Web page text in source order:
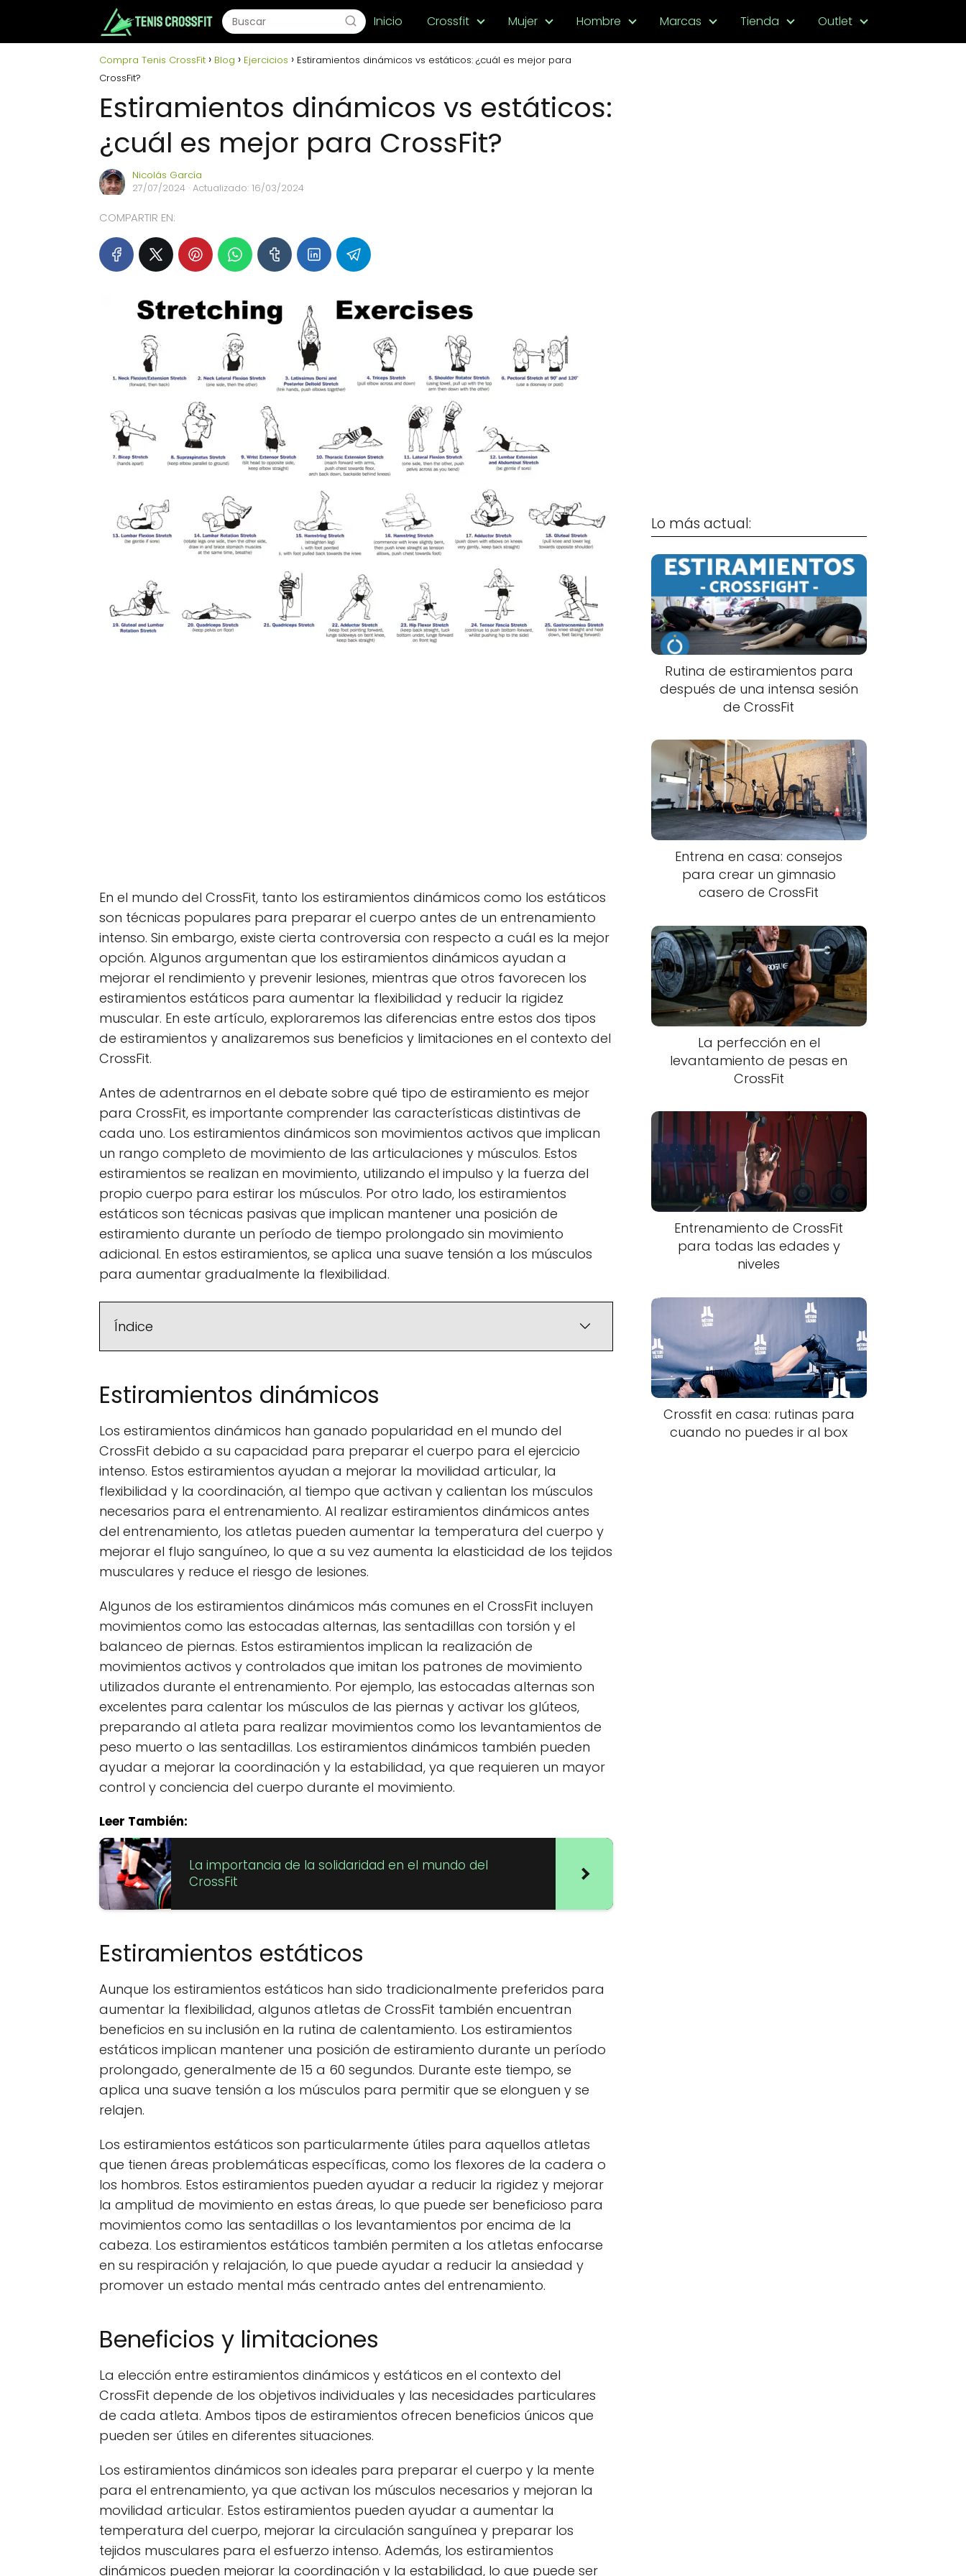
Inicio Crossfit Mujer Hombre Marcas Tienda Outlet
Compra Tenis CrossFit Blog Ejercicios
Estiramientos dinámicos vs estáticos: ¿cuál es mejor para
CrossFit?
Estiramientos dinámicos vs estáticos:
¿cuál es mejor para CrossFit?
Nicolás García
27/07/2024 · Actualizado: 16/03/2024
COMPARTIR EN:
En el mundo del CrossFit, tanto los estiramientos dinámicos como los estáticos
son técnicas populares para preparar el cuerpo antes de un entrenamiento
intenso. Sin embargo, existe cierta controversia con respecto a cuál es la mejor
opción. Algunos argumentan que los estiramientos dinámicos ayudan a
mejorar el rendimiento y prevenir lesiones, mientras que otros favorecen los
estiramientos estáticos para aumentar la flexibilidad y reducir la rigidez
muscular. En este artículo, exploraremos las diferencias entre estos dos tipos
de estiramientos y analizaremos sus beneficios y limitaciones en el contexto del
CrossFit.
Antes de adentrarnos en el debate sobre qué tipo de estiramiento es mejor
para CrossFit, es importante comprender las características distintivas de
cada uno. Los estiramientos dinámicos son movimientos activos que implican
un rango completo de movimiento de las articulaciones y músculos. Estos
estiramientos se realizan en movimiento, utilizando el impulso y la fuerza del
propio cuerpo para estirar los músculos. Por otro lado, los estiramientos
estáticos son técnicas pasivas que implican mantener una posición de
estiramiento durante un período de tiempo prolongado sin movimiento
adicional. En estos estiramientos, se aplica una suave tensión a los músculos
para aumentar gradualmente la flexibilidad.
Índice
Estiramientos dinámicos
Los estiramientos dinámicos han ganado popularidad en el mundo del
CrossFit debido a su capacidad para preparar el cuerpo para el ejercicio
intenso. Estos estiramientos ayudan a mejorar la movilidad articular, la
flexibilidad y la coordinación, al tiempo que activan y calientan los músculos
necesarios para el entrenamiento. Al realizar estiramientos dinámicos antes
del entrenamiento, los atletas pueden aumentar la temperatura del cuerpo y
mejorar el flujo sanguíneo, lo que a su vez aumenta la elasticidad de los tejidos
musculares y reduce el riesgo de lesiones.
Algunos de los estiramientos dinámicos más comunes en el CrossFit incluyen
movimientos como las estocadas alternas, las sentadillas con torsión y el
balanceo de piernas. Estos estiramientos implican la realización de
movimientos activos y controlados que imitan los patrones de movimiento
utilizados durante el entrenamiento. Por ejemplo, las estocadas alternas son
excelentes para calentar los músculos de las piernas y activar los glúteos,
preparando al atleta para realizar movimientos como los levantamientos de
peso muerto o las sentadillas. Los estiramientos dinámicos también pueden
ayudar a mejorar la coordinación y la estabilidad, ya que requieren un mayor
control y conciencia del cuerpo durante el movimiento.
Leer También:
La importancia de la solidaridad en el mundo del
CrossFit
Estiramientos estáticos
Aunque los estiramientos estáticos han sido tradicionalmente preferidos para
aumentar la flexibilidad, algunos atletas de CrossFit también encuentran
beneficios en su inclusión en la rutina de calentamiento. Los estiramientos
estáticos implican mantener una posición de estiramiento durante un período
prolongado, generalmente de 15 a 60 segundos. Durante este tiempo, se
aplica una suave tensión a los músculos para permitir que se elonguen y se
relajen.
Los estiramientos estáticos son particularmente útiles para aquellos atletas
que tienen áreas problemáticas específicas, como los flexores de la cadera o
los hombros. Estos estiramientos pueden ayudar a reducir la rigidez y mejorar
la amplitud de movimiento en estas áreas, lo que puede ser beneficioso para
movimientos como las sentadillas o los levantamientos por encima de la
cabeza. Los estiramientos estáticos también permiten a los atletas enfocarse
en su respiración y relajación, lo que puede ayudar a reducir la ansiedad y
promover un estado mental más centrado antes del entrenamiento.
Beneficios y limitaciones
La elección entre estiramientos dinámicos y estáticos en el contexto del
CrossFit depende de los objetivos individuales y las necesidades particulares
de cada atleta. Ambos tipos de estiramientos ofrecen beneficios únicos que
pueden ser útiles en diferentes situaciones.
Los estiramientos dinámicos son ideales para preparar el cuerpo y la mente
para el entrenamiento, ya que activan los músculos necesarios y mejoran la
movilidad articular. Estos estiramientos pueden ayudar a aumentar la
temperatura del cuerpo, mejorar la circulación sanguínea y preparar los
tejidos musculares para el esfuerzo intenso. Además, los estiramientos
dinámicos pueden mejorar la coordinación y la estabilidad, lo que puede ser
Lo más actual:
Rutina de estiramientos para
después de una intensa sesión
de CrossFit
Entrena en casa: consejos
para crear un gimnasio
casero de CrossFit
La perfección en el
levantamiento de pesas en
CrossFit
Entrenamiento de CrossFit
para todas las edades y
niveles
Crossfit en casa: rutinas para
cuando no puedes ir al box